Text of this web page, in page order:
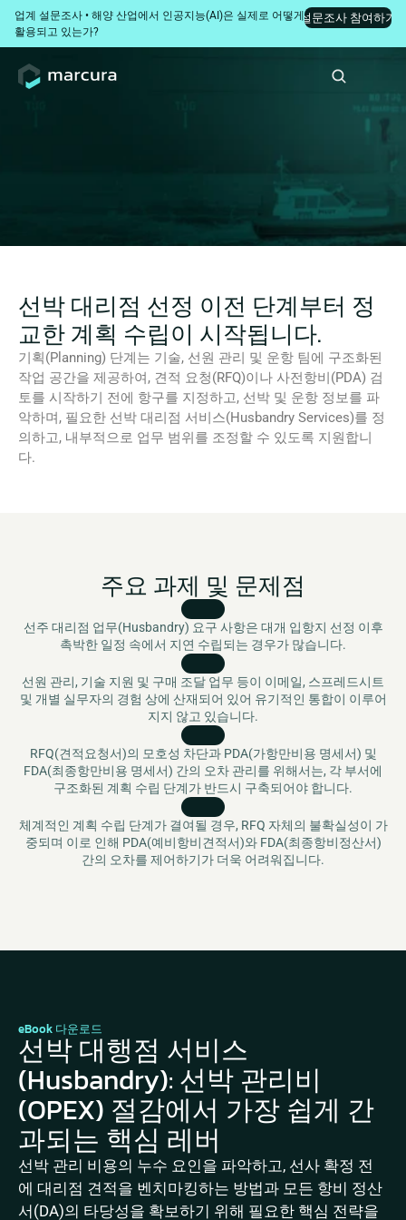
업계 설문조사 • 해양 산업에서 인공지능(AI)은 실제로 어떻게
활용되고 있는가?
설문조사 참여하기
선박 종합 관리 계획
선박 대리점 선정 이전 단계부터 정
교한 계획 수립이 시작됩니다.
기획(Planning) 단계는 기술, 선원 관리 및 운항 팀에 구조화된
작업 공간을 제공하여, 견적 요청(RFQ)이나 사전항비(PDA) 검
토를 시작하기 전에 항구를 지정하고, 선박 및 운항 정보를 파
악하며, 필요한 선박 대리점 서비스(Husbandry Services)를 정
의하고, 내부적으로 업무 범위를 조정할 수 있도록 지원합니
다.
주요 과제 및 문제점
선주 대리점 업무(Husbandry) 요구 사항은 대개 입항지 선정 이후
촉박한 일정 속에서 지연 수립되는 경우가 많습니다.
선원 관리, 기술 지원 및 구매 조달 업무 등이 이메일, 스프레드시트
및 개별 실무자의 경험 상에 산재되어 있어 유기적인 통합이 이루어
지지 않고 있습니다.
RFQ(견적요청서)의 모호성 차단과 PDA(가항만비용 명세서) 및
FDA(최종항만비용 명세서) 간의 오차 관리를 위해서는, 각 부서에
구조화된 계획 수립 단계가 반드시 구축되어야 합니다.
체계적인 계획 수립 단계가 결여될 경우, RFQ 자체의 불확실성이 가
중되며 이로 인해 PDA(예비항비견적서)와 FDA(최종항비정산서)
간의 오차를 제어하기가 더욱 어려워집니다.
eBook 다운로드
선박 대행점 서비스
(Husbandry): 선박 관리비
(OPEX) 절감에서 가장 쉽게 간
과되는 핵심 레버
선박 관리 비용의 누수 요인을 파악하고, 선사 확정 전
에 대리점 견적을 벤치마킹하는 방법과 모든 항비 정산
서(DA)의 타당성을 확보하기 위해 필요한 핵심 전략을